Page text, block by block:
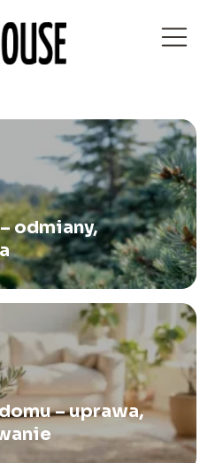
odmiany,
– uprawa,